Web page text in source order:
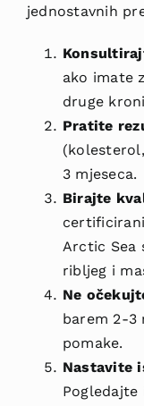
jednostavnih
ako imate
druge
Pratite
3 mjeseca.
Birajte
Arctic Sea
ribljeg i
Ne
barem 2-3
pomake.
Nastavite